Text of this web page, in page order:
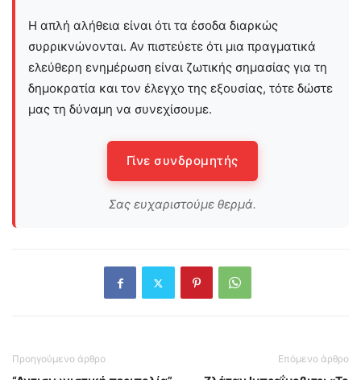
Η απλή αλήθεια είναι ότι τα έσοδα διαρκώς
συρρικνώνονται. Αν πιστεύετε ότι μια πραγματικά
ελεύθερη ενημέρωση είναι ζωτικής σημασίας για τη
δημοκρατία και τον έλεγχο της εξουσίας, τότε δώστε
μας τη δύναμη να συνεχίσουμε.
Γίνε συνδρομητής
Σας ευχαριστούμε θερμά.
Προηγούμενο άρθρο Επόμενο άρθρο